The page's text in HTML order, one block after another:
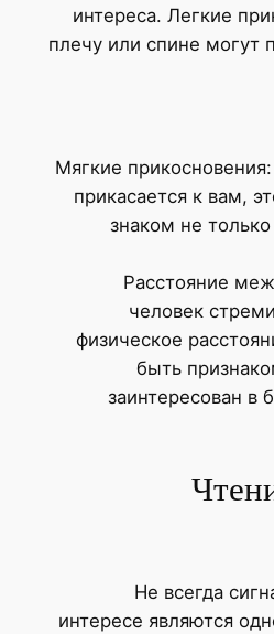
интереса. Легкие
плечу или спине
Мягкие
прикасается к вам,
знаком не
Расстояние
человек
физическое
быть
заинтересован
Не всегда
интересе являются